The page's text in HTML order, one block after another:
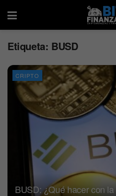
Etiqueta: BUSD
CRIPTO
BUSD: ¿Qué hacer con